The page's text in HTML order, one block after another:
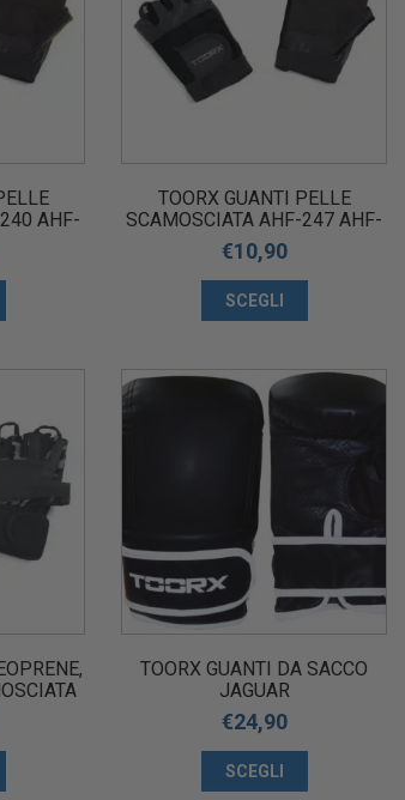
AHF-
243
TOORX GUANTI PELLE
SCAMOSCIATA AHF-247 AHF-
248 AHF-249 AHF-250
€10,90
SCEGLI
PESI
246
TOORX GUANTI DA SACCO
JAGUAR
€24,90
SCEGLI